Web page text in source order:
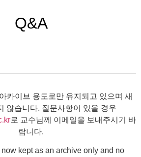
Q&A
카이브 용도로만 유지되고 있으며 새
않습니다. 질문사항이 있을 경우
로 교수님께 이메일을 보내주시기 바
랍니다.
kept as an archive only and no